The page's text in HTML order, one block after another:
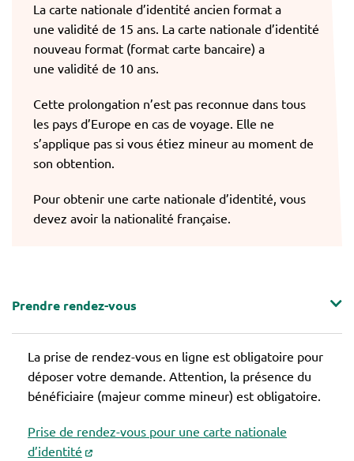
La carte nationale d’identité ancien format a
une validité de 15 ans. La carte nationale d’identité
nouveau format (format carte bancaire) a
une validité de 10 ans.
Cette prolongation n’est pas reconnue dans tous
les pays d’Europe en cas de voyage. Elle ne
s’applique pas si vous étiez mineur au moment de
son obtention.
Pour obtenir une carte nationale d’identité, vous
devez avoir la nationalité française.
Prendre rendez-vous
La prise de rendez-vous en ligne est obligatoire pour
déposer votre demande. Attention, la présence du
bénéficiaire (majeur comme mineur) est obligatoire.
Prise de rendez-vous pour une carte nationale
d’identité